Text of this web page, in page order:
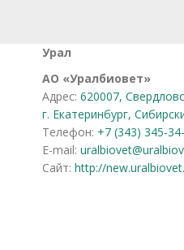
Урал
АО «Уралбиовет»
Адрес: 620007,
г. Екатеринбург,
Телефон: +7 (343) 345-
E-mail:
Сайт: http://